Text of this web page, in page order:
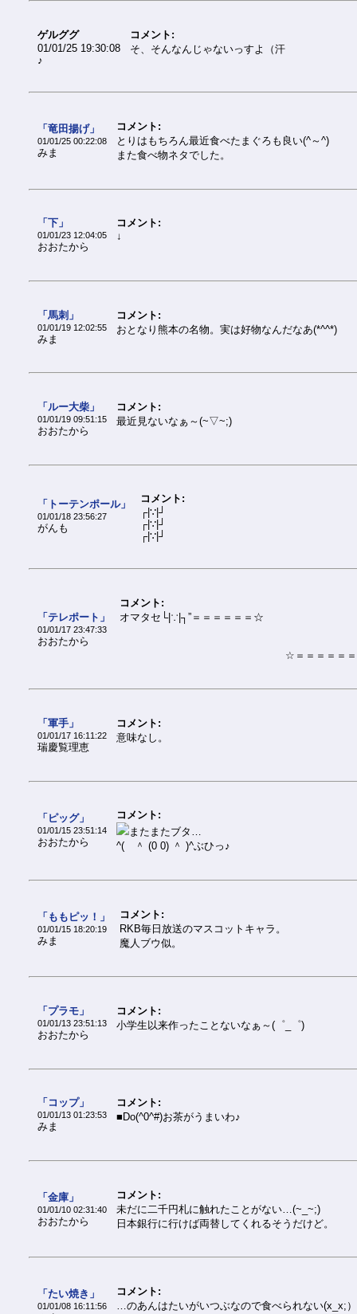
ゲルググ
01/01/25 19:30:08
♪
コメント:
そ、そんなんじゃないっすよ（汗
「竜田揚げ」
01/01/25 00:22:08
みま
コメント:
とりはもちろん最近食べたまぐろも良い(^～^)
また食べ物ネタでした。
「下」
01/01/23 12:04:05
おおたから
コメント:
↓
「馬刺」
01/01/19 12:02:55
みま
コメント:
おとなり熊本の名物。実は好物なんだなあ(*^^*)
「ルー大柴」
01/01/19 09:51:15
おおたから
コメント:
最近見ないなぁ～(~▽~;)
「トーテンポール」
01/01/18 23:56:27
がんも
コメント:
┌|∵|┘
┌|∵|┘
┌|∵|┘
「テレポート」
01/01/17 23:47:33
おおたから
コメント:
オマタセ└|∵|┐”＝＝＝＝＝＝☆
☆＝＝＝＝＝＝
「軍手」
01/01/17 16:11:22
瑞慶覧理恵
コメント:
意味なし。
「ピッグ」
01/01/15 23:51:14
おおたから
コメント:
またまたブタ…
^( ＾ (0 0) ＾ )^ぶひっ♪
「ももピッ！」
01/01/15 18:20:19
みま
コメント:
RKB毎日放送のマスコットキャラ。
魔人ブウ似。
「プラモ」
01/01/13 23:51:13
おおたから
コメント:
小学生以来作ったことないなぁ～(゜_゜)
「コップ」
01/01/13 01:23:53
みま
コメント:
■Do(^0^#)お茶がうまいわ♪
「金庫」
01/01/10 02:31:40
おおたから
コメント:
未だに二千円札に触れたことがない…(~_~;)
日本銀行に行けば両替してくれるそうだけど。
「たい焼き」
01/01/08 16:11:56
コメント:
…のあんはたいがいつぶなので食べられない(x_x;